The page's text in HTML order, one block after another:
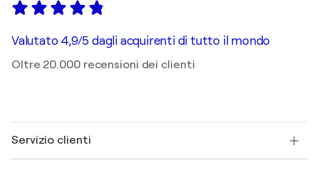
Valutato 4,9/5 dagli acquirenti di tutto il mondo
Oltre 20.000 recensioni dei clienti
Servizio clienti